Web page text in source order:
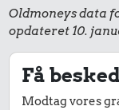
Oldmoneys data
opdateret 10.
Få
Modtag vores